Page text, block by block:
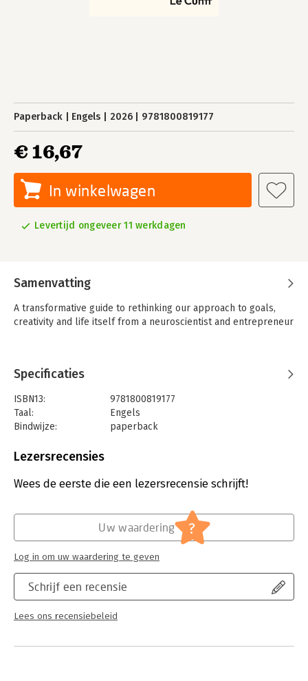
Paperback Engels 2026 9781800819177
€ 16,67
In winkelwagen
Levertijd ongeveer 11 werkdagen
Samenvatting
A transformative guide to rethinking our approach to goals,
creativity and life itself from a neuroscientist and entrepreneur
Specificaties
ISBN13:
9781800819177
Taal:
Engels
Bindwijze:
paperback
Uitgever:
Lezersrecensies
Wees de eerste die een lezersrecensie schrijft!
Schrijf een recensie
Lees ons recensiebeleid
Uw waardering ?
Log in om uw waardering te geven